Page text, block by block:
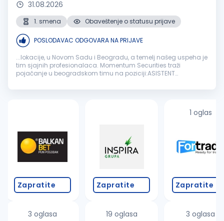
31.08.2026
1. smena Obaveštenje o statusu prijave
POSLODAVAC ODGOVARA NA PRIJAVE
...lokacije, u Novom Sadu i Beogradu, a temelj našeg uspeha je
tim sjajnih profesionalaca. Momentum Securities traži
pojačanje u beogradskom timu na poziciji:ASISTENT
spremni da učite kako biste dublje...
Zapratite
3 oglasa
Zapratite
19 oglasa
1 oglas
Zapratite
3 oglasa